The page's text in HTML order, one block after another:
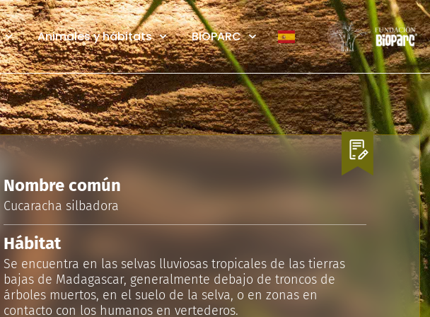
Animales y hábitats BIOPARC
Nombre común
Cucaracha silbadora
Hábitat
Se encuentra en las selvas lluviosas tropicales de las tierras
bajas de Madagascar, generalmente debajo de troncos de
árboles muertos, en el suelo de la selva, o en zonas en
contacto con los humanos en vertederos.